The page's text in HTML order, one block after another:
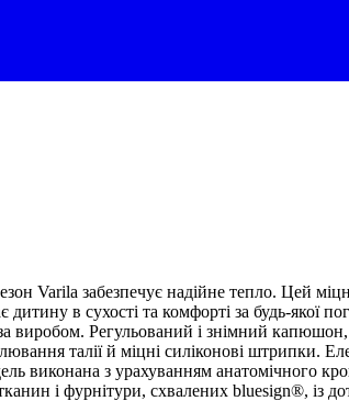
Varila забезпечує надійне тепло. Цей
в сухості та комфорті за будь-якої
виробом. Регульований і знімний
талії й міцні силіконові штрипки.
виконана з урахуванням анатомічного
і фурнітури, схвалених bluesign®, із